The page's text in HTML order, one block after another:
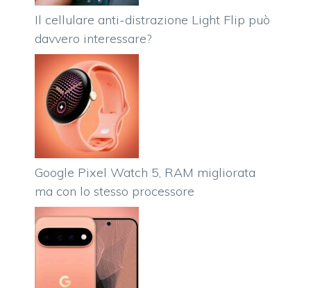
Il cellulare anti-distrazione Light Flip può
davvero interessare?
Google Pixel Watch 5, RAM migliorata
ma con lo stesso processore